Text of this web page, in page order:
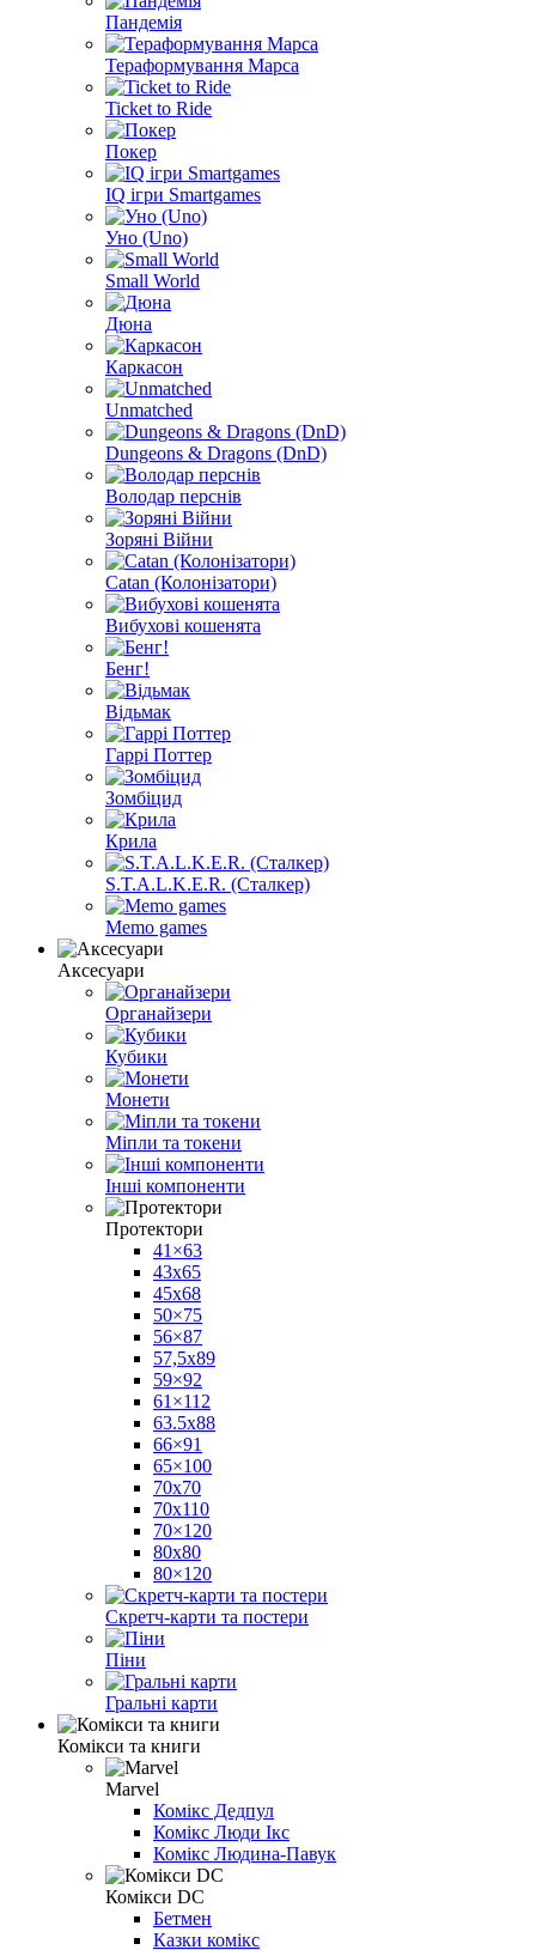
Пандемія
Тераформування Марса
Ticket to Ride
Покер
IQ ігри Smartgames
Уно (Uno)
Small World
Дюна
Каркасон
Unmatched
Dungeons & Dragons (DnD)
Володар перснів
Зоряні Війни
Catan (Колонізатори)
Вибухові кошенята
Бенг!
Відьмак
Гаррі Поттер
Зомбіцид
Крила
S.T.A.L.K.E.R. (Сталкер)
Memo games
Аксесуари
Органайзери
Кубики
Монети
Міпли та токени
Інші компоненти
Протектори
41×63
43x65
45x68
50×75
56×87
57,5х89
59×92
61×112
63.5x88
66×91
65×100
70x70
70x110
70×120
80x80
80×120
Скретч-карти та постери
Піни
Гральні карти
Комікси та книги
Marvel
Комікс Дедпул
Комікс Люди Ікс
Комікс Людина-Павук
Комікси DC
Бетмен
Казки комікс